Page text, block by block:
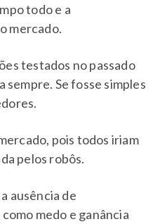
todo e a
mercado.
testados no passado
Se fosse simples
pois todos iriam
pelos robôs.
ausência de
medo e ganância